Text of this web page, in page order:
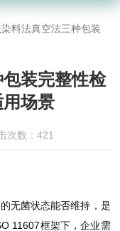
料法真空法三种包装
装完整性检
场景
数：421
无菌状态能否维持，是
11607框架下，企业需